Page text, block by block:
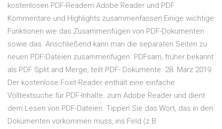
kostenlosen PDF-Readern Adobe Reader und PDF
Kommentare und Highlights zusammenfassen Einige wichtige
Funktionen wie das Zusammenfügen von PDF-Dokumenten
sowie das Anschließend kann man die separaten Seiten zu
neuen PDF-Dateien zusammenfügen. PDFsam, früher bekannt
als PDF Split and Merge, teilt PDF- Dokumente 28. März 2019
Der kostenlose Foxit-Reader enthält eine einfache
Volltextsuche für PDF-Inhalte. zum Adobe Reader und dient
dem Lesen von PDF-Dateien. Tippen Sie das Wort, das in den
Dokumenten vorkommen muss, ins Feld (z.B.